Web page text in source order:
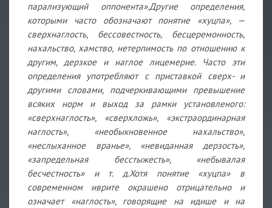
парализующий оппонента».Другие определения,
которыми часто обозначают понятие «хуцпа», —
сверхнаглость, бессовестность, бесцеремонность,
нахальство, хамство, нетерпимость по отношению к
другим, дерзкое и наглое лицемерие. Часто эти
определения употребляют с приставкой сверх- и
другими словами, подчеркивающими превышение
всяких норм и выход за рамки установленого:
«сверхнаглость», «сверхложь», «экстраординарная
наглость», «необыкновенное нахальство»,
«неслыханное вранье», «невиданная дерзость»,
«запредельная бесстыжесть», «небывалая
бесчестность» и т. д.Хотя понятие «хуцпа» в
современном иврите окрашено отрицательно и
означает «наглость», говорящие на идише и на